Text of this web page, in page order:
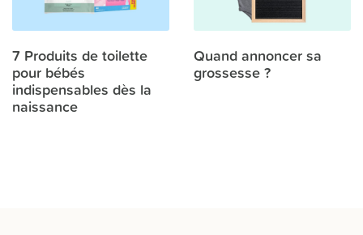
7 Produits de toilette
pour bébés
indispensables dès la
naissance
Quand annoncer sa
grossesse ?